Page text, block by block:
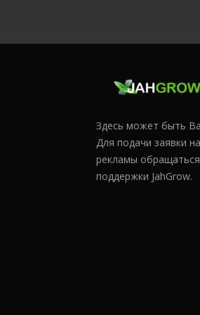
Здесь может быть
Для подачи заявки
рекламы
поддержки JahGrow.
Сульфат
магния и
Чем